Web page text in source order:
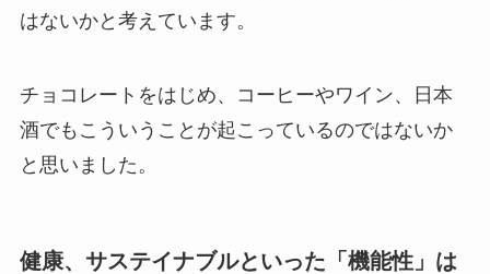
はないかと考えています。
チョコレートをはじめ、コーヒーやワイン、日本
酒でもこういうことが起こっているのではないか
と思いました。
健康、サステイナブルといった「機能性」は